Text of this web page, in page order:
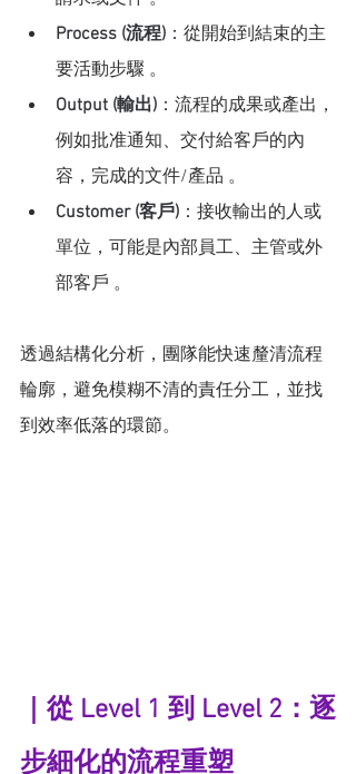
Process (流程) ：從開始到結束的主
要活動步驟 。
Output (輸出) ：流程的成果或產出，
例如批准通知、交付給客戶的內
容，完成的文件/產品 。
Customer (客戶) ：接收輸出的人或
單位，可能是內部員工、主管或外
部客戶 。
透過結構化分析，團隊能快速釐清流程
輪廓，避免模糊不清的責任分工，並找
到效率低落的環節。
｜從 Level 1 到 Level 2：逐
步細化的流程重塑